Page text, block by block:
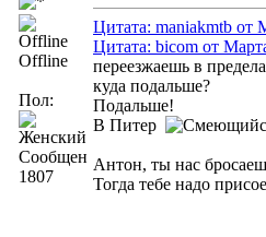
Offline
Пол:
Сообщений:
1807
Цитата: maniakmtb от
Цитата: bicom от
переезжаешь в
куда подальше?
Подальше!
В Питер
Антон, ты нас
Тогда тебе надо